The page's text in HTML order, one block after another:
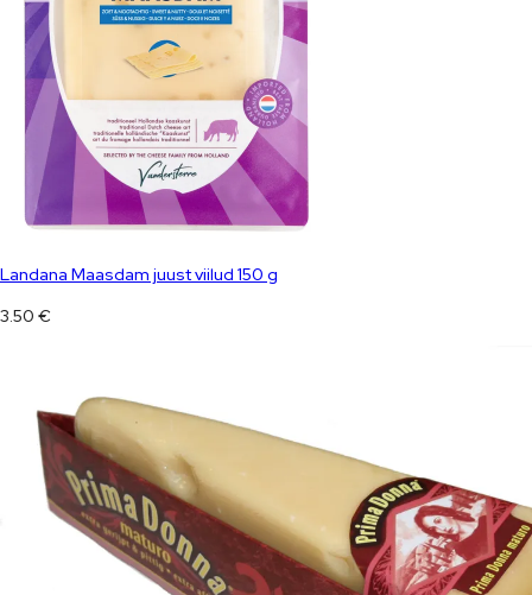
Landana Maasdam juust viilud 150 g
3.50 €